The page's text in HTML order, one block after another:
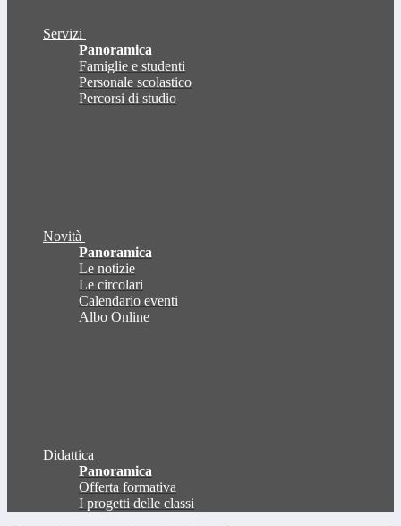
Servizi
Panoramica
Famiglie e studenti
Personale scolastico
Percorsi di studio
Novità
Panoramica
Le notizie
Le circolari
Calendario eventi
Albo Online
Didattica
Panoramica
Offerta formativa
I progetti delle classi